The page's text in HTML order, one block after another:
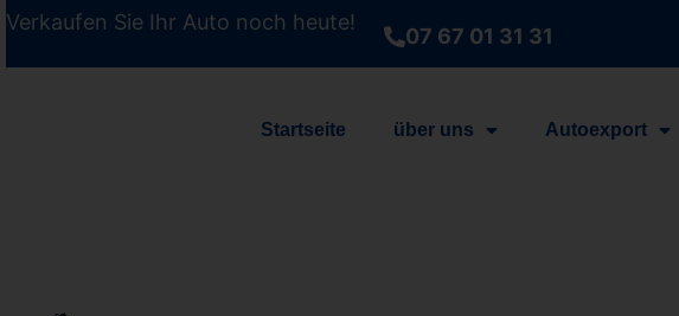
Verkaufen Sie Ihr Auto noch heute!
07 67 01 31 31
Startseite über uns Autoexport